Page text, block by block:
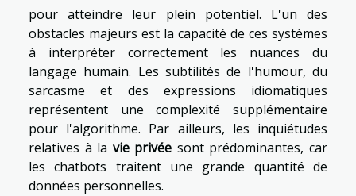
pour atteindre leur plein potentiel. L'un des
obstacles majeurs est la capacité de ces systèmes
à interpréter correctement les nuances du
langage humain. Les subtilités de l'humour, du
sarcasme et des expressions idiomatiques
représentent une complexité supplémentaire
pour l'algorithme. Par ailleurs, les inquiétudes
relatives à la vie privée sont prédominantes, car
les chatbots traitent une grande quantité de
données personnelles.